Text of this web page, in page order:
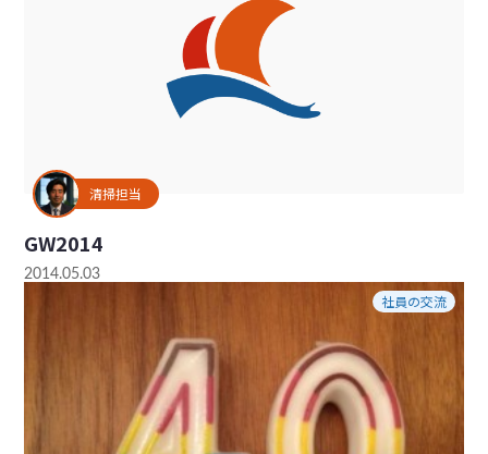
清掃担当
GW2014
2014.05.03
社員の交流